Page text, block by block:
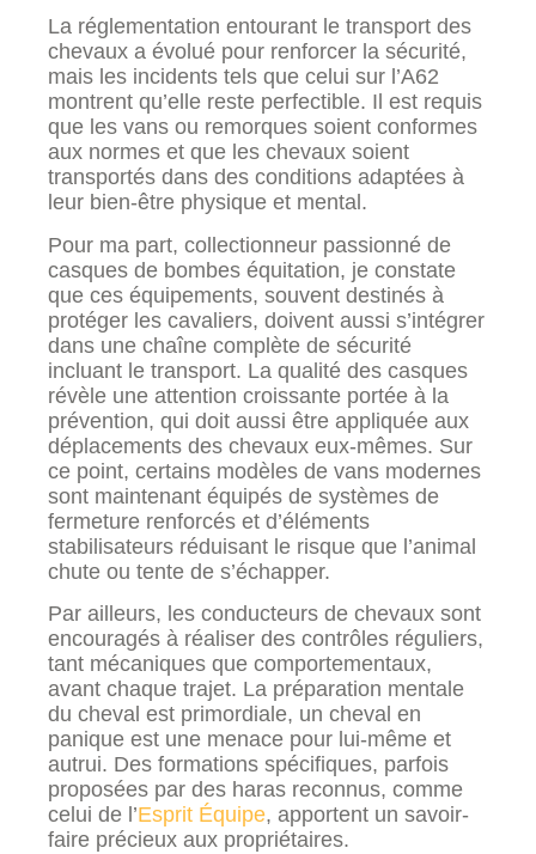
La réglementation entourant le transport des
chevaux a évolué pour renforcer la sécurité,
mais les incidents tels que celui sur l’A62
montrent qu’elle reste perfectible. Il est requis
que les vans ou remorques soient conformes
aux normes et que les chevaux soient
transportés dans des conditions adaptées à
leur bien-être physique et mental.
Pour ma part, collectionneur passionné de
casques de bombes équitation, je constate
que ces équipements, souvent destinés à
protéger les cavaliers, doivent aussi s’intégrer
dans une chaîne complète de sécurité
incluant le transport. La qualité des casques
révèle une attention croissante portée à la
prévention, qui doit aussi être appliquée aux
déplacements des chevaux eux-mêmes. Sur
ce point, certains modèles de vans modernes
sont maintenant équipés de systèmes de
fermeture renforcés et d’éléments
stabilisateurs réduisant le risque que l’animal
chute ou tente de s’échapper.
Par ailleurs, les conducteurs de chevaux sont
encouragés à réaliser des contrôles réguliers,
tant mécaniques que comportementaux,
avant chaque trajet. La préparation mentale
du cheval est primordiale, un cheval en
panique est une menace pour lui-même et
autrui. Des formations spécifiques, parfois
proposées par des haras reconnus, comme
celui de l’Esprit Équipe, apportent un savoir-
faire précieux aux propriétaires.